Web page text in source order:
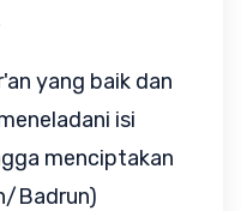
yang baik dan
isi
menciptakan
Badrun)